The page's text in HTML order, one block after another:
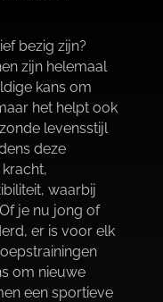
bezig zijn?
zijn helemaal
kans om
het helpt ook
levensstijl
deze
waarbij
je nu jong of
er is voor elk
om nieuwe
een sportieve